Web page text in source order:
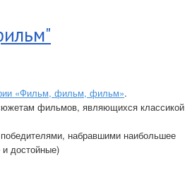
«Фильм, фильм, фильм».
фильмов, являющихся классикой
набравшими наибольшее
достойные)